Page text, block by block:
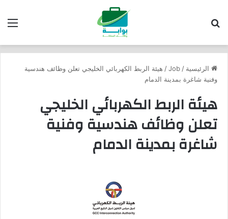
الرئيسية /
Job
/ هيئة الربط الكهربائي الخليجي تعلن وظائف هندسية
وفنية شاغرة بمدينة الدمام
هيئة الربط الكهربائي الخليجي
تعلن وظائف هندسية وفنية
شاغرة بمدينة الدمام